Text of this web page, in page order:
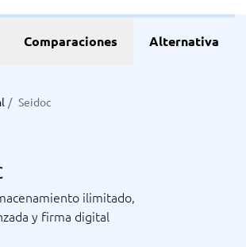
Comparaciones Alternativa
/ Seidoc
ilimitado,
y firma digital